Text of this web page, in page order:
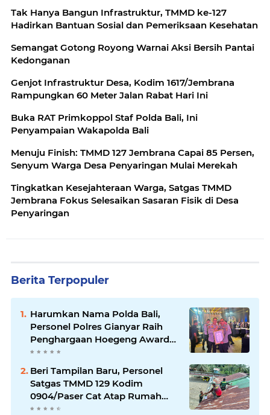
Tak Hanya Bangun Infrastruktur, TMMD ke-127
Hadirkan Bantuan Sosial dan Pemeriksaan Kesehatan
Semangat Gotong Royong Warnai Aksi Bersih Pantai
Kedonganan
Genjot Infrastruktur Desa, Kodim 1617/Jembrana
Rampungkan 60 Meter Jalan Rabat Hari Ini
Buka RAT Primkoppol Staf Polda Bali, Ini
Penyampaian Wakapolda Bali
Menuju Finish: TMMD 127 Jembrana Capai 85 Persen,
Senyum Warga Desa Penyaringan Mulai Merekah
Tingkatkan Kesejahteraan Warga, Satgas TMMD
Jembrana Fokus Selesaikan Sasaran Fisik di Desa
Penyaringan
Berita Terpopuler
Harumkan Nama Polda Bali,
Personel Polres Gianyar Raih
Penghargaan Hoegeng Awards
2026
Beri Tampilan Baru, Personel
Satgas TMMD 129 Kodim
0904/Paser Cat Atap Rumah
Marbot